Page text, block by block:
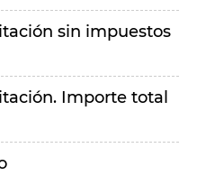
sin impuestos
Importe total